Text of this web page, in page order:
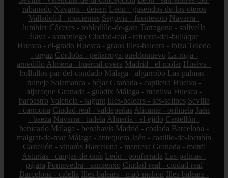
rabanedo Navarra - deierri León - gusendos-de-los-oteros
Valladolid - mucientes Segovia - fuentesoto Navarra -
lumbier Cáceres - robledillo-de-gata Tarragona - solivella
álava - samaniego Ciudad-real - retuerta-del-bullaque
Huesca - el-grado Huesca - graus Illes-balears - ibiza Toledo
- orgaz Córdoba - peñarroya-pueblonuevo La-rioja -
arnedillo Almería - huércal-overa Madrid - el-molar Huelva -
bollullos-par-del-condado Málaga - algarrobo Las-palmas -
tuineje Salamanca - béjar Granada - capileira Huelva -
aljaraque Granada - guadix Málaga - manilva Huesca -
barbastro Valencia - sagunt Illes-balears - ses-salines Sevilla
- carmona Ciudad-real - valdepeñas Alicante - orihuela Jaén
- baeza Navarra - tudela Almería - el-ejido Castellón -
benicarló Málaga - benahavís Madrid - coslada Barcelona -
malgrat-de-mar Málaga - antequera Jaén - castillo-de-locubín
Castellón - vinaròs Barcelona - manresa Granada - motril
Asturias - cangas-de-onís León - ponferrada Las-palmas -
pájara Pontevedra - sanxenxo Ciudad-real - ciudad-real
Barcelona - calella Illes-balears - maó-mahón Illes-balears -